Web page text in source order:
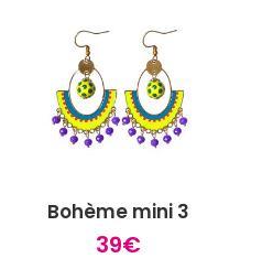
Bohème mini 3
39€